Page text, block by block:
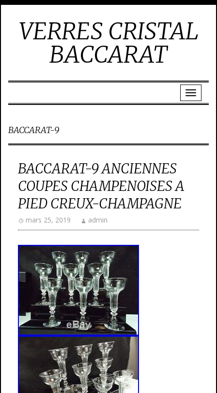
VERRES CRISTAL
BACCARAT
BACCARAT-9
BACCARAT-9 ANCIENNES
COUPES CHAMPENOISES A
PIED CREUX-CHAMPAGNE
mars 25, 2019 admin